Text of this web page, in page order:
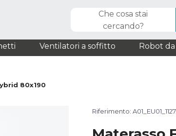
Che cosa stai
cercando?
Ventilatori a soffitto Robot
80x190
Riferimento: